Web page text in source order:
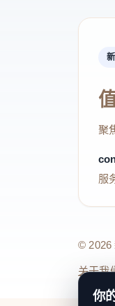
聚
服
© 2026
关于我
你